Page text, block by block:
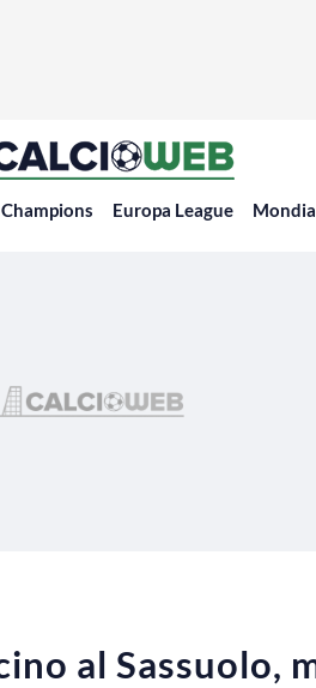
Champions Europa League
al Sassuolo,